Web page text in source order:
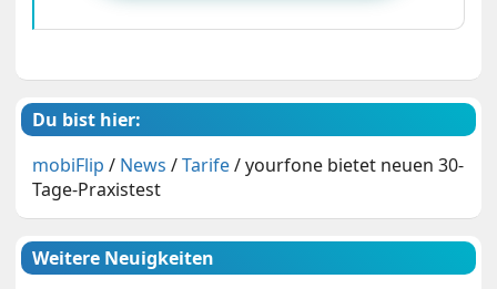
Du bist hier:
mobiFlip / News /Tarife/yourfone bietet neuen 30-
Tage-Praxistest
Weitere Neuigkeiten